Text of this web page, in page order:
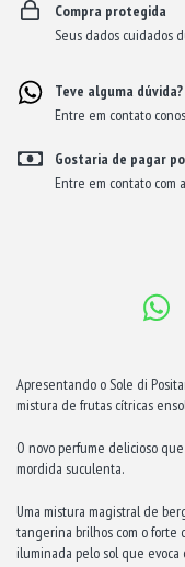
Compra protegida
Seus dados cuidados
Teve alguma dúvida?
Entre em contato
Gostaria de pagar
Entre em contato com
Apresentando o Sole di
mistura de frutas cítricas
O novo perfume delicioso
mordida suculenta.
Uma mistura magistral de
tangerina brilhos com o forte
iluminada pelo sol que evoca